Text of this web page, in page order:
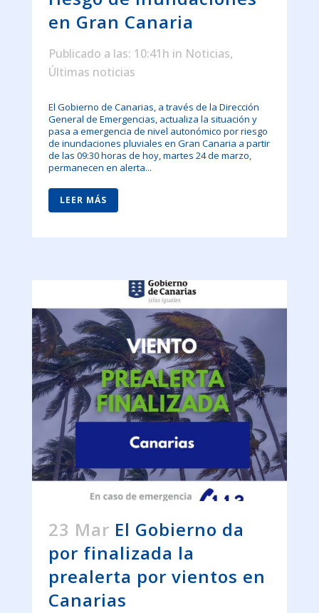
en Gran Canaria
Publicado a las: 10:41h in Noticias,
Últimas noticias
El Gobierno de Canarias, a través de la Dirección
General de Emergencias, actualiza la situación y
pasa a emergencia de nivel autonómico por riesgo
de inundaciones pluviales en Gran Canaria a partir
de las 09:30 horas de hoy, martes 24 de marzo,
permanecen en alerta...
LEER MÁS
23 Mar El Gobierno da
por finalizada la
prealerta por vientos en
Canarias